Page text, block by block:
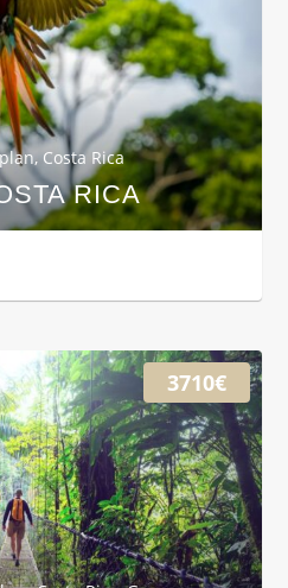
, Costa Rica
RICA
3710€